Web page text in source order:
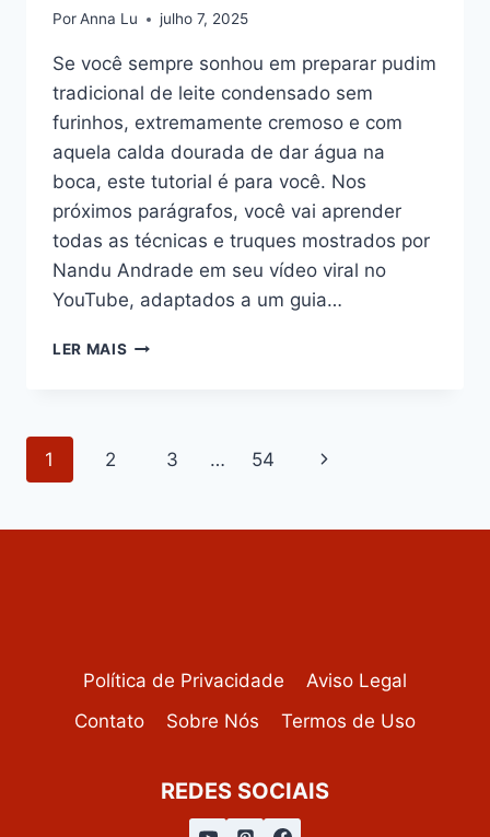
PorAnna Lu julho 7, 2025
Se você sempre sonhou em preparar pudim
tradicional de leite condensado sem
furinhos, extremamente cremoso e com
aquela calda dourada de dar água na
boca, este tutorial é para você. Nos
próximos parágrafos, você vai aprender
todas as técnicas e truques mostrados por
Nandu Andrade em seu vídeo viral no
YouTube, adaptados a um guia…
LER MAIS PUDIM
Navegação
1 2 3 … 54
Página
Política de Privacidade
Aviso Legal
Contato
Sobre Nós Termos de Uso
REDES SOCIAIS